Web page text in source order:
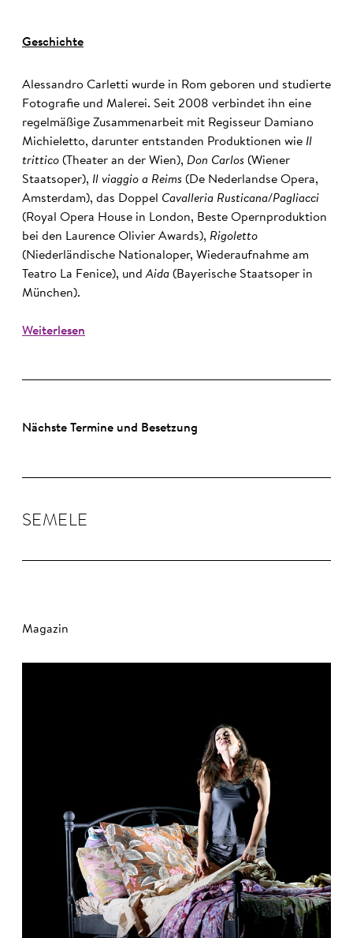
Geschichte
Alessandro Carletti wurde in Rom geboren und studierte
Fotografie und Malerei. Seit 2008 verbindet ihn eine
regelmäßige Zusammenarbeit mit Regisseur Damiano
Michieletto, darunter entstanden Produktionen wie Il
trittico (Theater an der Wien), Don Carlos (Wiener
Staatsoper), Il viaggio a Reims (De Nederlandse Opera,
Amsterdam), das Doppel Cavalleria Rusticana/Pagliacci
(Royal Opera House in London, Beste Opernproduktion
bei den Laurence Olivier Awards), Rigoletto
(Niederländische Nationaloper, Wiederaufnahme am
Teatro La Fenice), undAida (Bayerische Staatsoper in
München).
Weiterlesen
Nächste Termine und Besetzung
SEMELE
Magazin